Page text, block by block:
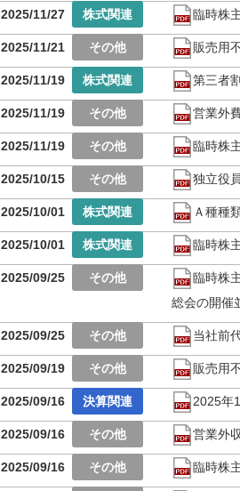
2025/11/27 臨時株
2025/11/21 販売用
2025/11/19 第三者
2025/11/19 営業外
2025/11/19 臨時株
2025/10/15 独立役
2025/10/01 Ａ種種
2025/10/01 臨時株
2025/09/25
臨時株
総会の開催
2025/09/25 当社前
2025/09/19 販売用
2025/09/16 2025年
2025/09/16 営業外
2025/09/16 臨時株